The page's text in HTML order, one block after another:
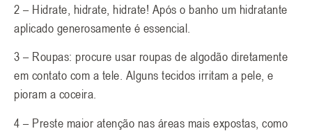
2 – Hidrate, hidrate, hidrate! Após o banho um hidratante
aplicado generosamente é essencial.
3 – Roupas: procure usar roupas de algodão diretamente
em contato com a tele. Alguns tecidos irritam a pele, e
pioram a coceira.
4 – Preste maior atenção nas áreas mais expostas, como